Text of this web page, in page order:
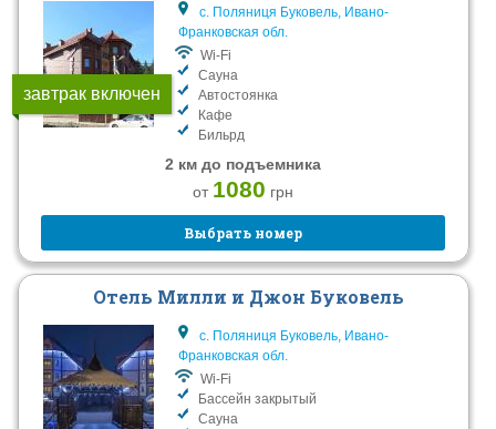
завтрак включен
с. Поляниця Буковель, Ивано-
Франковская обл.
Wi-Fi
Сауна
Автостоянка
Кафе
Бильрд
2 км до подъемника
от 1080 грн
Выбрать номер
Отель Милли и Джон Буковель
с. Поляниця Буковель, Ивано-
Франковская обл.
Wi-Fi
Бассейн закрытый
Сауна